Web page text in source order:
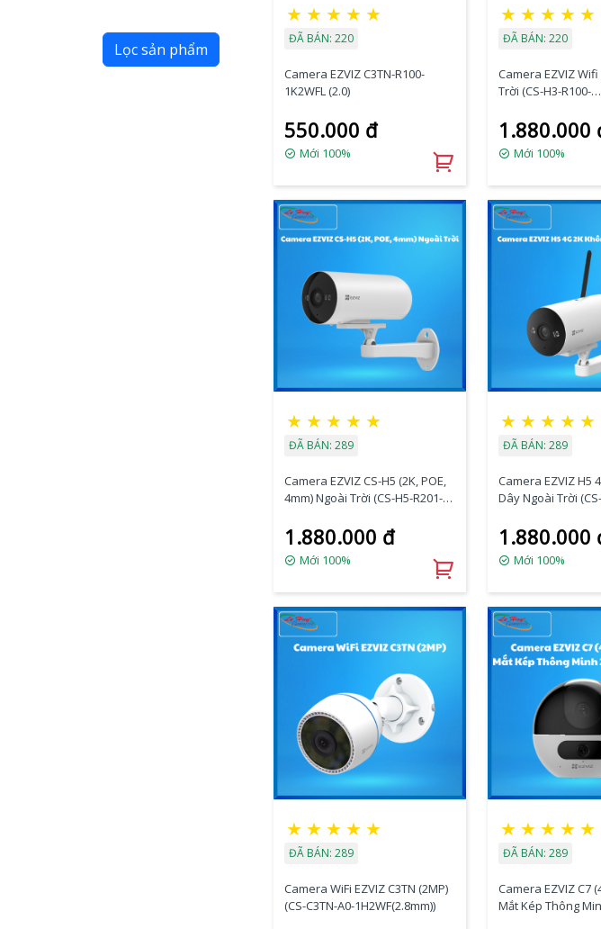
Lọc sản phẩm
★ ★ ★ ★ ★
ĐÃ BÁN: 220
Camera EZVIZ C3TN-R100-
1K2WFL (2.0)
550.000 đ
Mới 100%
★ ★ ★ ★ ★
ĐÃ BÁN: 220
Camera EZVIZ Wifi
Trời (CS-H3-R100-
1.880.000
Mới 100%
★ ★ ★ ★ ★
ĐÃ BÁN: 289
Camera EZVIZ CS-H5 (2K, POE,
4mm) Ngoài Trời (CS-H5-R201-
1.880.000 đ
Mới 100%
★ ★ ★ ★ ★
ĐÃ BÁN: 289
Camera EZVIZ H5
Dây Ngoài Trời
1.880.000
Mới 100%
★ ★ ★ ★ ★
ĐÃ BÁN: 289
Camera WiFi EZVIZ C3TN (2MP)
(CS-C3TN-A0-1H2WF(2.8mm))
★ ★ ★ ★ ★
ĐÃ BÁN: 289
Camera EZVIZ C7
Mắt Kép Thông